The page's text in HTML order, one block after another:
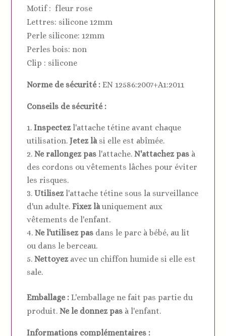
Motif : fleur rose
Lettres: silicone 12mm
Perle silicone: 12mm
Perles bois: non
Clip : silicone
Norme de sécurité : EN 12586:2007+A1:2011
Conseils de sécurité :
Inspectez l'attache tétine avant chaque
utilisation.Jetez là si elle est abîmée.
Ne rallongez pas l'attache.N'attachez pas à
des cordons ou vêtements lâches pour éviter
les risques.
Utilisez l'attache tétine sous la surveillance
d'un adulte.Fixez là uniquement aux
vêtements de l'enfant.
Ne l'utilisez pas dans le parc à bébé, au lit
ou dans le berceau.
Nettoyez avec un chiffon humide si elle est
sale.
Emballage :L'emballage ne fait pas partie du
produit.Ne le donnez pas à l'enfant.
Informations complémentaires :